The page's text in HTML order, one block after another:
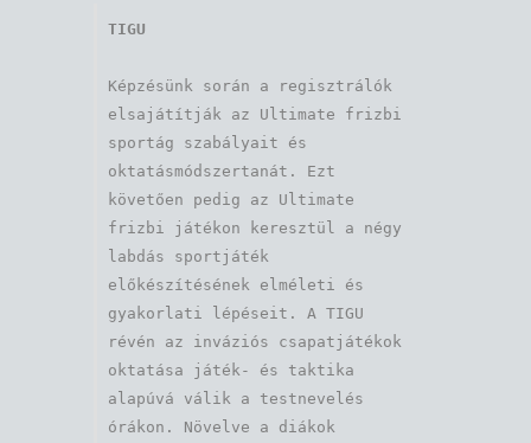
TIGU
Képzésünk során a regisztrálók
elsajátítják az Ultimate frizbi
sportág szabályait és
oktatásmódszertanát. Ezt
követően pedig az Ultimate
frizbi játékon keresztül a négy
labdás sportjáték
előkészítésének elméleti és
gyakorlati lépéseit. A TIGU
révén az inváziós csapatjátékok
oktatása játék- és taktika
alapúvá válik a testnevelés
órákon. Növelve a diákok